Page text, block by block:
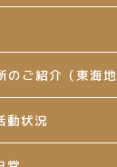
ご紹介（東海地
動状況